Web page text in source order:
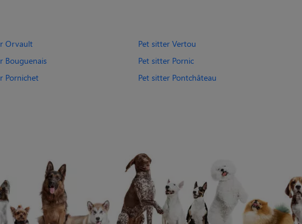
Orvault Pet sitter Vertou
Bouguenais
Pet sitter Pornic
Pornichet
Pet sitter Pontchâteau